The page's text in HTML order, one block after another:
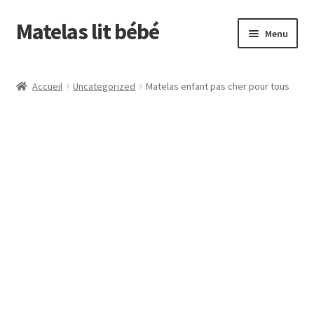
Aller
à
navigation
Aller
au
Matelas lit bébé Menu
Accueil Uncategorized Matelas enfant pas cher pour tous